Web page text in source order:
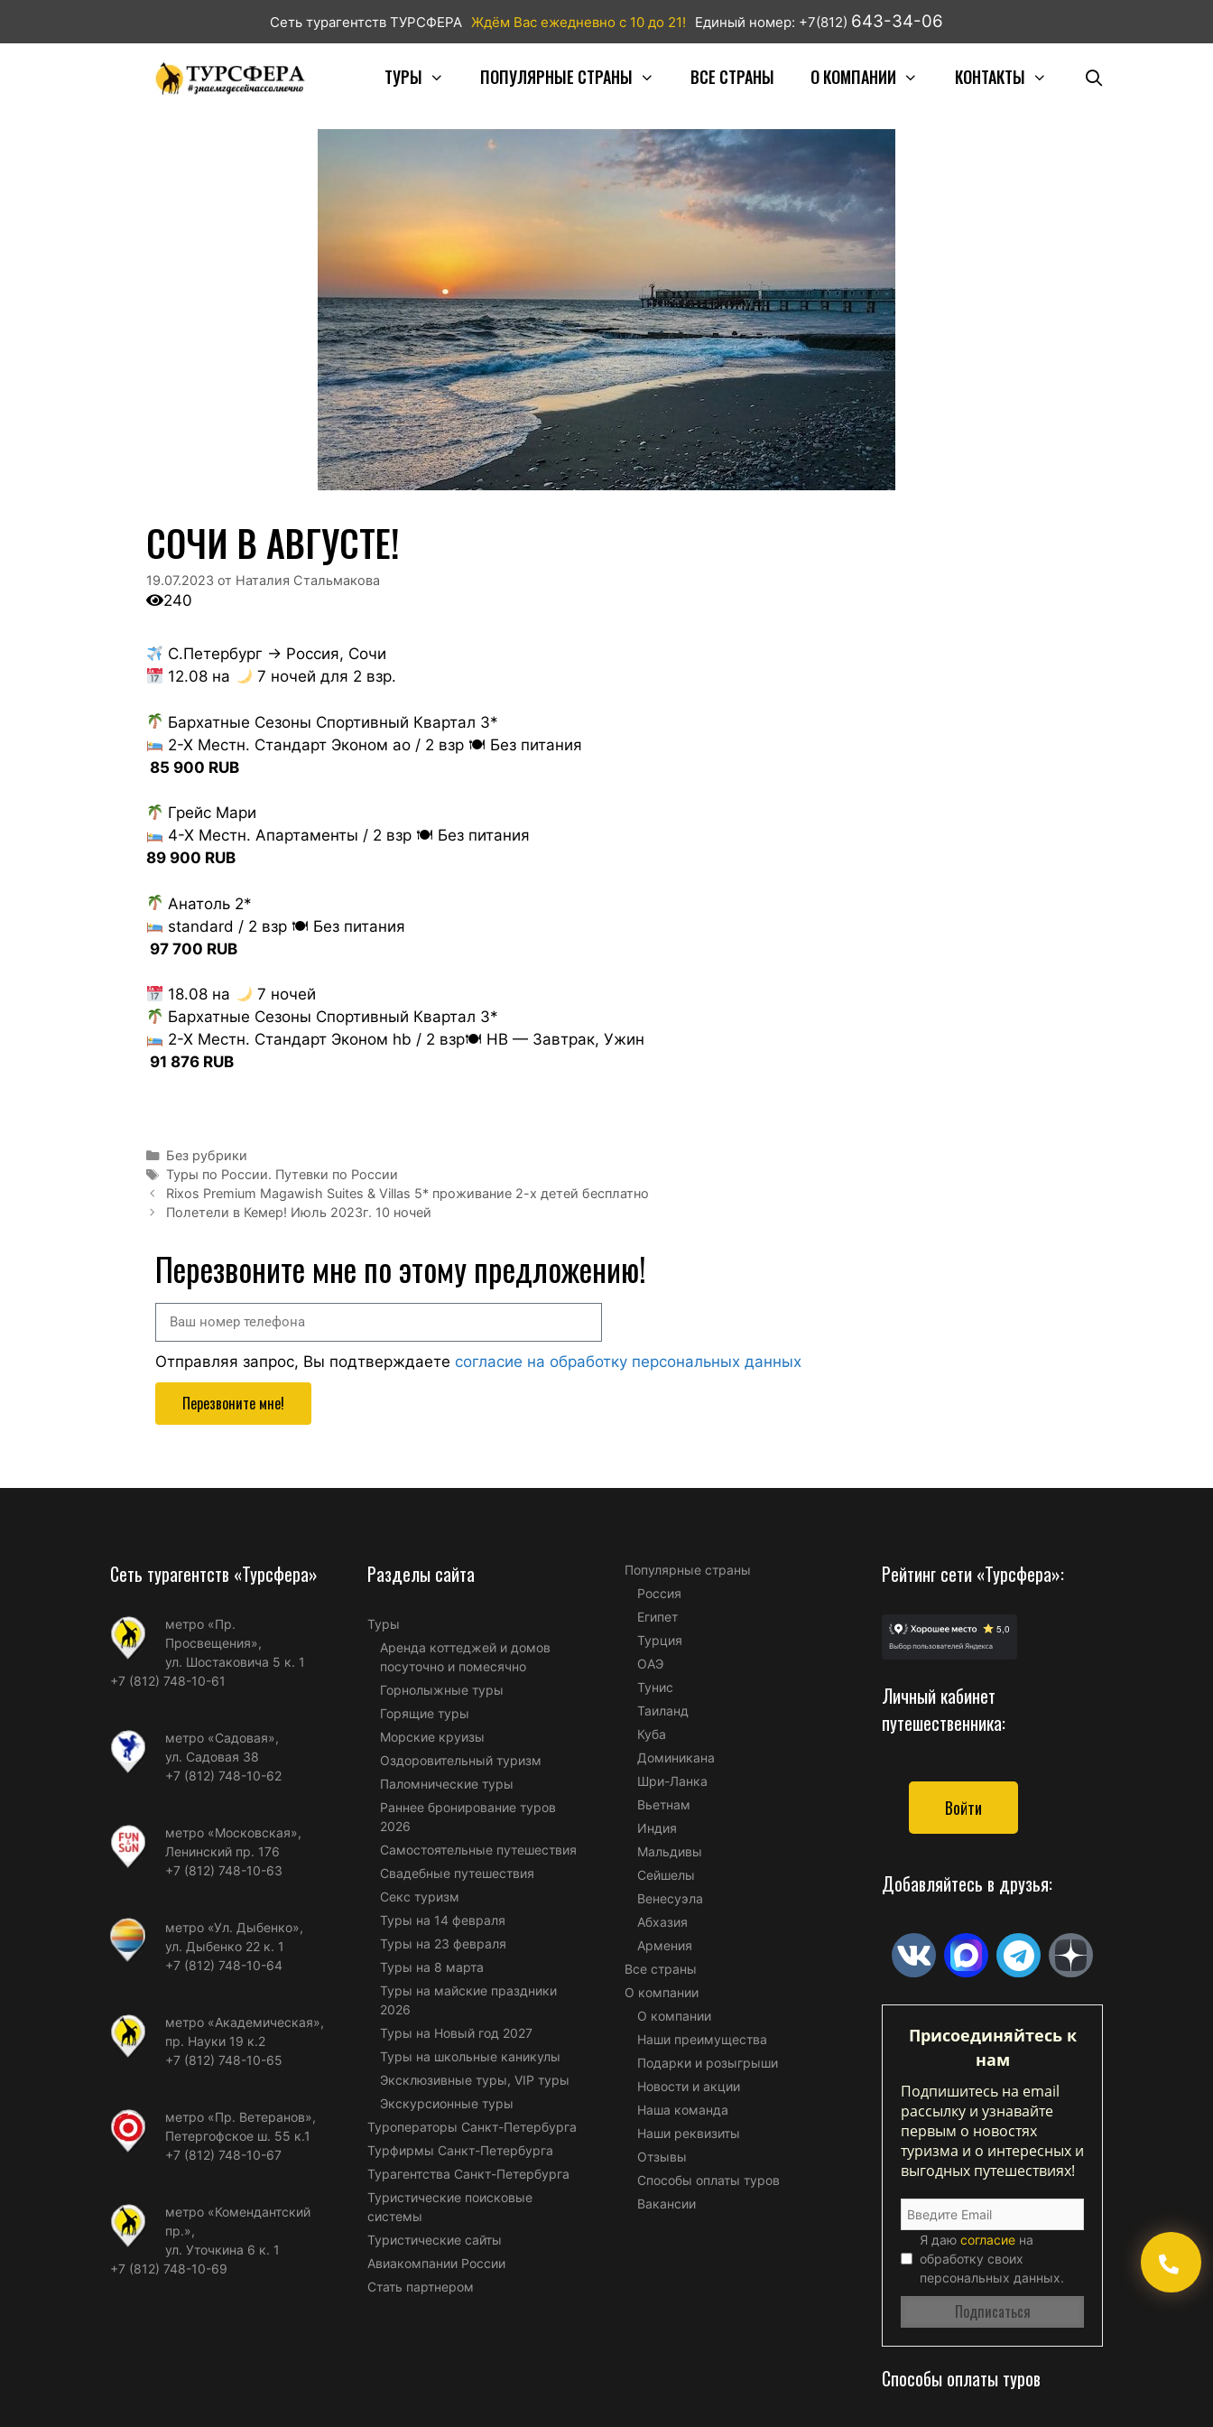
Сеть турагентств ТУРСФЕРА Ждём Вас ежедневно с 10 до 21! Единый номер: +7(812) 643-34-06
ТУРЫ ПОПУЛЯРНЫЕ СТРАНЫ ВСЕ СТРАНЫ О КОМПАНИИ КОНТАКТЫ
СОЧИ В АВГУСТЕ!
19.07.2023 от Наталия Стальмакова
240
С.Петербург → Россия, Сочи
12.08 на
7 ночей для 2 взр.
Бархатные Сезоны Спортивный Квартал 3*
2-Х Местн. Стандарт Эконом ao / 2 взр 🍽 Без питания
85 900 RUB
Грейс Мари
4-Х Местн. Апартаменты / 2 взр 🍽 Без питания
89 900 RUB
Анатоль 2*
standard / 2 взр 🍽 Без питания
97 700 RUB
18.08 на
7 ночей
Бархатные Сезоны Спортивный Квартал 3*
2-Х Местн. Стандарт Эконом hb / 2 взр🍽 HB — Завтрак, Ужин
91 876 RUB
Без рубрики
Туры по России. Путевки по России
Rixos Premium Magawish Suites & Villas 5* проживание 2-х детей бесплатно
Полетели в Кемер! Июль 2023г. 10 ночей
Перезвоните мне по этому предложению!
Отправляя запрос, Вы подтверждаете согласие на обработку персональных данных
Перезвоните мне!
Сеть турагентств «Турсфера»
метро «Пр.
Просвещения»,
ул. Шостаковича 5 к. 1
+7 (812) 748-10-61
метро «Садовая»,
ул. Садовая 38
+7 (812) 748-10-62
метро «Московская»,
Ленинский пр. 176
+7 (812) 748-10-63
метро «Ул. Дыбенко»,
ул. Дыбенко 22 к. 1
+7 (812) 748-10-64
метро «Академическая»,
пр. Науки 19 к.2
+7 (812) 748-10-65
метро «Пр. Ветеранов»,
Петергофское ш. 55 к.1
+7 (812) 748-10-67
метро «Комендантский
пр.»,
ул. Уточкина 6 к. 1
+7 (812) 748-10-69
Разделы сайта
Туры
Аренда коттеджей и домов
посуточно и помесячно
Горнолыжные туры
Горящие туры
Морские круизы
Оздоровительный туризм
Паломнические туры
Раннее бронирование туров
2026
Самостоятельные путешествия
Свадебные путешествия
Секс туризм
Туры на 14 февраля
Туры на 23 февраля
Туры на 8 марта
Туры на майские праздники
2026
Туры на Новый год 2027
Туры на школьные каникулы
Эксклюзивные туры, VIP туры
Экскурсионные туры
Туроператоры Санкт-Петербурга
Турфирмы Санкт-Петербурга
Турагентства Санкт-Петербурга
Туристические поисковые
системы
Туристические сайты
Авиакомпании России
Стать партнером
Популярные страны
Россия
Египет
Турция
ОАЭ
Тунис
Таиланд
Куба
Доминикана
Шри-Ланка
Вьетнам
Индия
Мальдивы
Сейшелы
Венесуэла
Абхазия
Армения
Все страны
О компании
О компании
Наши преимущества
Подарки и розыгрыши
Новости и акции
Наша команда
Наши реквизиты
Отзывы
Способы оплаты туров
Вакансии
Рейтинг сети «Турсфера»:
Личный кабинет
путешественника:
Войти
Добавляйтесь в друзья:
Присоединяйтесь к
нам
Подпишитесь на email
рассылку и узнавайте
первым о новостях
туризма и о интересных и
выгодных путешествиях!
Я даю согласие на
обработку своих
персональных данных.
Способы оплаты туров